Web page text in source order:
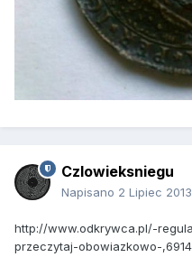
Czlowieksniegu
Napisano 2 Lipiec 2013
http://www.odkrywca.pl/-
przeczytaj-obowiazkowo-